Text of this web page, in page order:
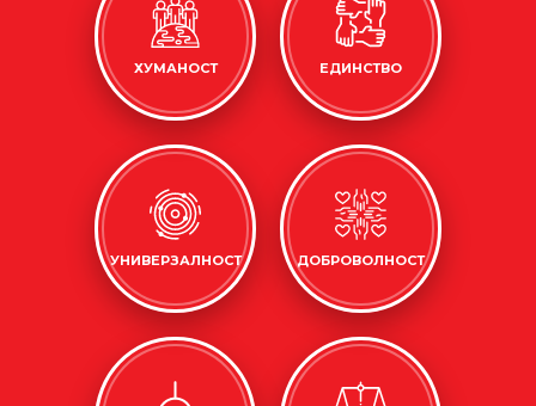
ХУМАНОСТ ЕДИНСТВО
УНИВЕРЗАЛНОСТ ДОБРОВОЛНОСТ